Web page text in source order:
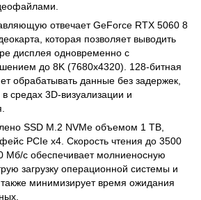
отвечает GeForce RTX 5060 8
которая позволяет выводить
дисплея одновременно с
до 8K (7680x4320). 128-битная
обрабатывать данные без задержек,
средах 3D-визуализации и
SSD M.2 NVMe объемом 1 ТВ,
PCIe x4. Скорость чтения до 3500
Мб/с обеспечивает молниеносную
загрузку операционной системы и
минимизирует время ожидания